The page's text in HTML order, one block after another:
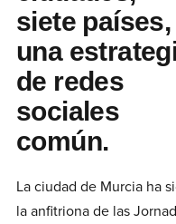
siete países,
una
de redes
sociales
común.
La ciudad de Murcia ha
la anfitriona de las